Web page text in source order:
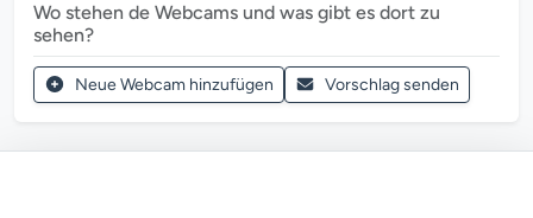
Wo stehen de Webcams und was gibt es dort zu
sehen?
Neue Webcam hinzufügen Vorschlag senden